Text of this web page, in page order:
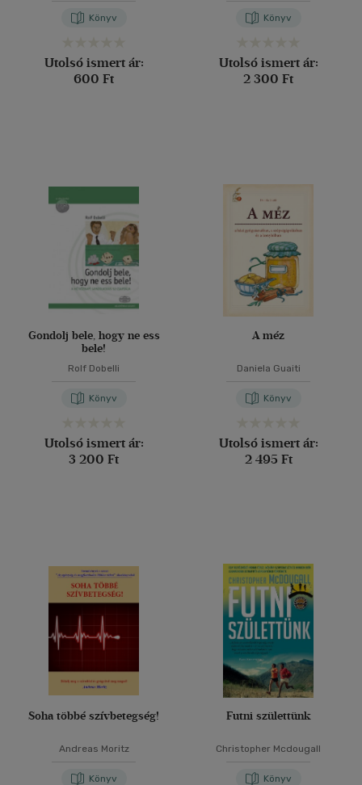
Könyv
Utolsó ismert ár:
600 Ft
Könyv
Utolsó ismert ár:
2 300 Ft
Gondolj bele, hogy ne ess
bele!
Rolf Dobelli
Könyv
Utolsó ismert ár:
3 200 Ft
A méz
Daniela Guaiti
Könyv
Utolsó ismert ár:
2 495 Ft
Soha többé szívbetegség!
Andreas Moritz
Könyv
Futni születtünk
Christopher Mcdougall
Könyv